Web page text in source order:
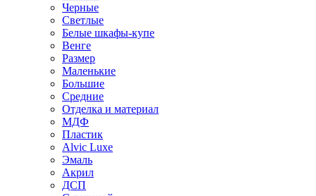
Черные
Светлые
Белые шкафы-купе
Венге
Размер
Маленькие
Большие
Средние
Отделка и материал
МДФ
Пластик
Alvic Luxe
Эмаль
Акрил
ДСП